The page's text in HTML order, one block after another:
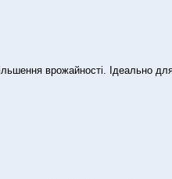
врожайності. Ідеально